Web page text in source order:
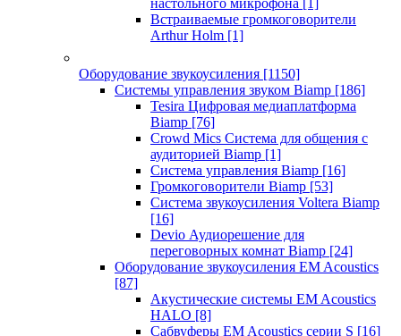
настольного микрофона [1]
Встраиваемые громкоговорители
Arthur Holm [1]
Оборудование звукоусиления [1150]
Системы управления звуком Biamp [186]
Tesira Цифровая медиаплатформа
Biamp [76]
Crowd Mics Система для общения с
аудиторией Biamp [1]
Система управления Biamp [16]
Громкоговорители Biamp [53]
Система звукоусиления Voltera Biamp
[16]
Devio Аудиорешение для
переговорных комнат Biamp [24]
Оборудование звукоусиления EM Acoustics
[87]
Акустические системы EM Acoustics
HALO [8]
Сабвуферы EM Acoustics серии S [16]